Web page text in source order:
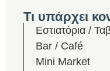
Τι υπάρχει
Εστιατόρια /
Bar / Café
Mini Market